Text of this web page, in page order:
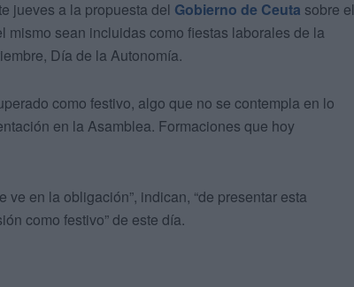
jueves a la propuesta del Gobierno de Ceuta sobre el
mismo sean incluidas como fiestas laborales de la
Día de la Autonomía.
como festivo, algo que no se contempla en lo
en la Asamblea. Formaciones que hoy
en la obligación”, indican, “de presentar esta
como festivo” de este día.